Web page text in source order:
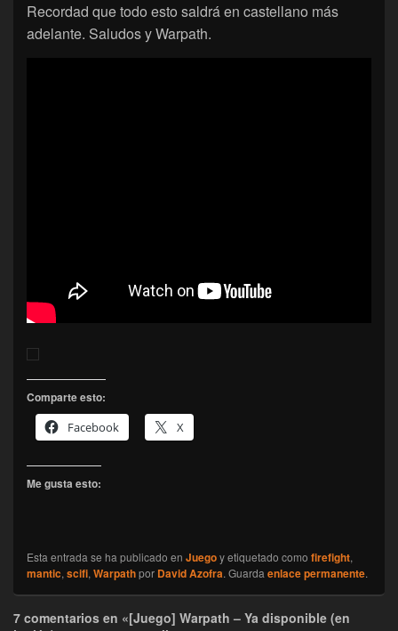
Recordad que todo esto saldrá en castellano más
adelante. Saludos y Warpath.
Comparte esto:
Facebook
X
Me gusta esto:
Esta entrada se ha publicado en Juegoy etiquetado como firefight,
mantic, scifi, Warpathpor David Azofra. Guarda enlace permanente.
7 comentarios en «[Juego] Warpath – Ya disponible (en